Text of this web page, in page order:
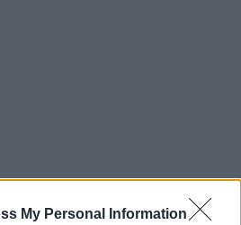
My Personal Information